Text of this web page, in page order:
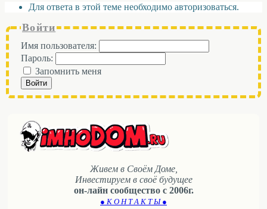
Для ответа в этой теме необходимо авторизоваться.
Войти
Имя пользователя:
Пароль:
Запомнить меня
Войти
Живем в Своём Доме,
Инвестируем в своё будущее
он-лайн сообщество с 2006г.
● К О Н Т А К Т Ы ●